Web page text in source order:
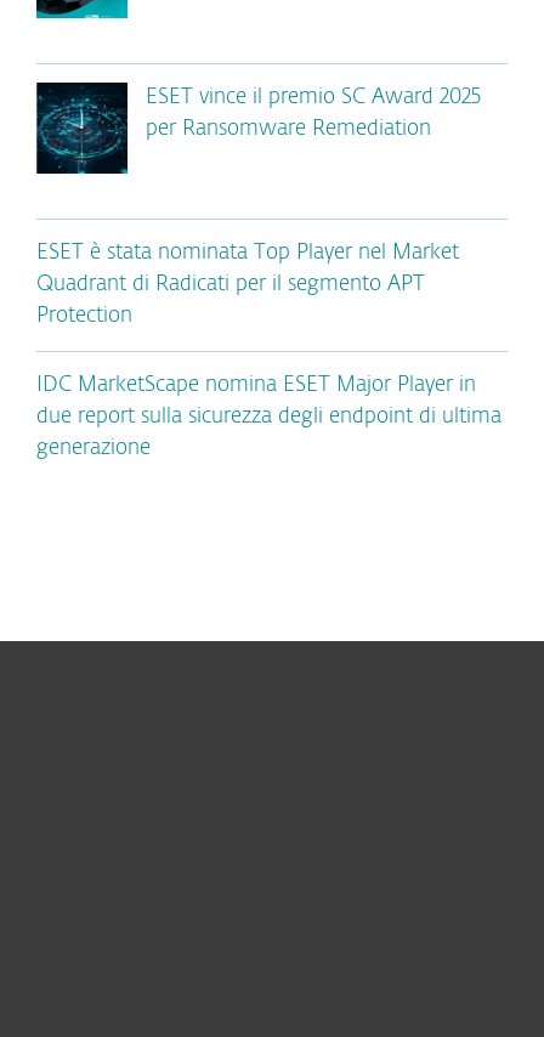
ESET vince il premio SC Award 2025
per Ransomware Remediation
ESET è stata nominata Top Player nel Market
Quadrant di Radicati per il segmento APT
Protection
IDC MarketScape nomina ESET Major Player in
due report sulla sicurezza degli endpoint di ultima
generazione